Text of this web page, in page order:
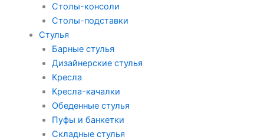
Столы-консоли
Столы-подставки
Стулья
Барные стулья
Дизайнерские стулья
Кресла
Кресла-качалки
Обеденные стулья
Пуфы и банкетки
Складные стулья